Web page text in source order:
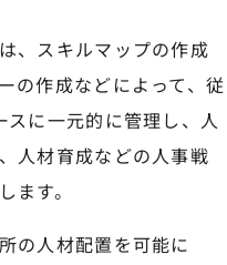
、スキルマップの作成
の作成などによって、従
に一元的に管理し、人
人材育成などの人事戦
ます。
の人材配置を可能に